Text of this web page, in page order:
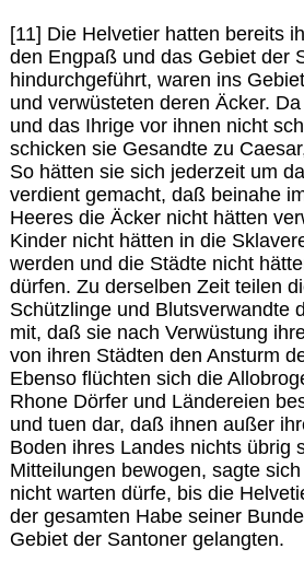
[11] Die Helvetier hatten bereits
den Engpaß und das Gebiet der
hindurchgeführt, waren ins
und verwüsteten deren Äcker.
und das Ihrige vor ihnen nicht
schicken sie Gesandte zu
So hätten sie sich jederzeit um
verdient gemacht, daß beinahe
Heeres die Äcker nicht hätten
Kinder nicht hätten in die
werden und die Städte nicht
dürfen. Zu derselben Zeit teilen
Schützlinge und Blutsverwandte
mit, daß sie nach Verwüstung
von ihren Städten den Ansturm
Ebenso flüchten sich die
Rhone Dörfer und Ländereien
und tuen dar, daß ihnen außer
Boden ihres Landes nichts übrig
Mitteilungen bewogen, sagte
nicht warten dürfe, bis die
der gesamten Habe seiner
Gebiet der Santoner gelangten.